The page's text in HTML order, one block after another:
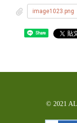
image1023.png
Share
© 2021